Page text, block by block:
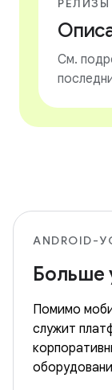
РЕЛИЗЫ
См.
ANDROID-
Больше
Помимо
служит